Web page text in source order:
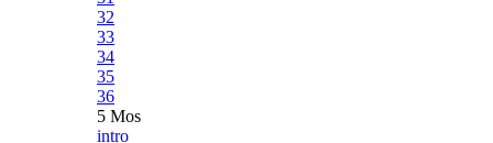
32
33
34
35
36
5 Mos
intro